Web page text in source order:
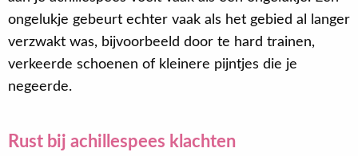
ongelukje gebeurt echter vaak als het gebied al langer
verzwakt was, bijvoorbeeld door te hard trainen,
verkeerde schoenen of kleinere pijntjes die je
negeerde.
Rust bij achillespees klachten